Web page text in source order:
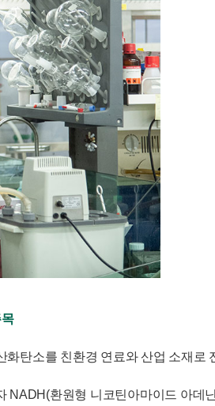
탄소를 친환경 연료와 산업 소재
NADH(환원형 니코틴아마이드 아